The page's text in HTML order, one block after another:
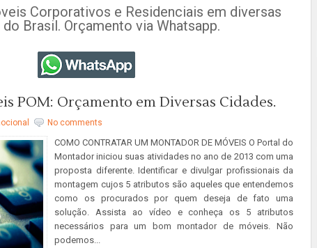
Corporativos e Residenciais em diversas
Brasil. Orçamento via Whatsapp.
POM: Orçamento em Diversas Cidades.
No comments
COMO CONTRATAR UM MONTADOR DE MÓVEIS O Portal do
Montador iniciou suas atividades no ano de 2013 com uma
proposta diferente. Identificar e divulgar profissionais da
montagem cujos 5 atributos são aqueles que entendemos
como os procurados por quem deseja de fato uma
solução. Assista ao vídeo e conheça os 5 atributos
necessários para um bom montador de móveis. Não
podemos...